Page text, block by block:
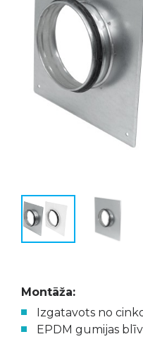
Montāža:
Izgatavots no
EPDM gumijas